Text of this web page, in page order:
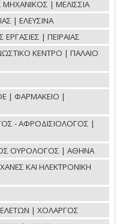
| ΜΕΛΙΣΣΙΑ
| ΕΛΕΥΣΙΝΑ
| ΠΕΙΡΑΙΑΣ
ΚΕΝΤΡΟ | ΠΑΛΑΙΟ
| ΦΑΡΜΑΚΕΙΟ |
- ΑΦΡΟΔΙΣΙΟΛΟΓΟΣ |
ΟΥΡΟΛΟΓΟΣ | ΑΘΗΝΑ
ΚΑΙ ΗΛΕΚΤΡΟΝΙΚΗ
| ΧΟΛΑΡΓΟΣ